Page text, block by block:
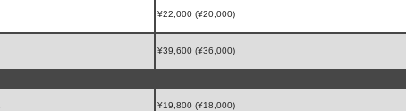
¥22,000 (¥20,000)
¥39,600 (¥36,000)
¥19,800 (¥18,000)